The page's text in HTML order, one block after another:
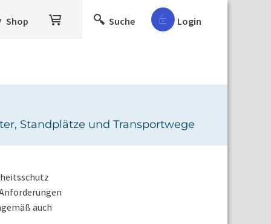
Shop Suche Login
Standplätze und Transportwege
auch